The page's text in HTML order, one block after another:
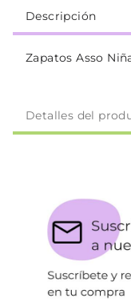
Descripción
Zapatos Asso
Detalles del